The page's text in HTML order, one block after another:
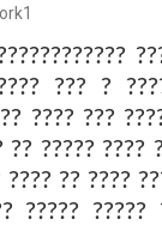
??? ?
???? ???
????? ????
?? ????
?????